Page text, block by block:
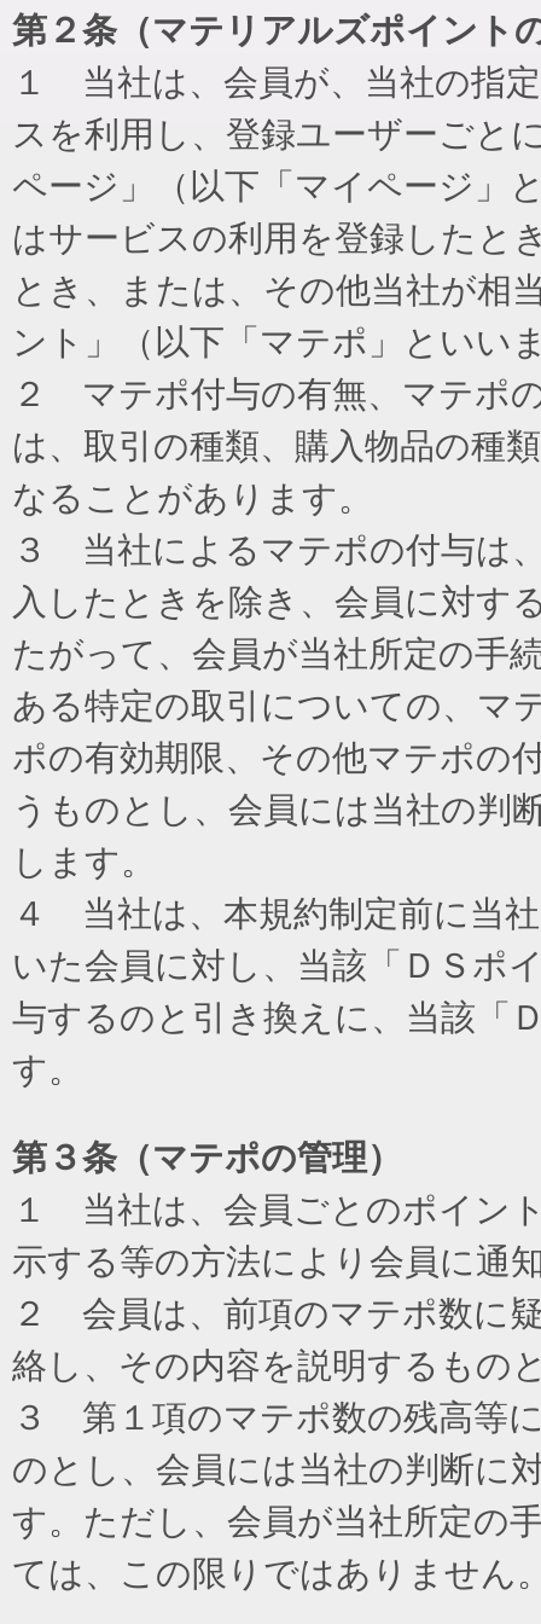
第２条（マテリアルズポイント
１ 当社は、会員が、当社の指
スを利用し、登録ユーザーごと
ページ」（以下「マイページ」
はサービスの利用を登録したと
とき、または、その他当社が相
ント」（以下「マテポ」といい
２ マテポ付与の有無、マテポ
は、取引の種類、購入物品の種
なることがあります。
３ 当社によるマテポの付与は
入したときを除き、会員に対す
たがって、会員が当社所定の手
ある特定の取引についての、マ
ポの有効期限、その他マテポの
うものとし、会員には当社の判
します。
４ 当社は、本規約制定前に当
いた会員に対し、当該「ＤＳポ
与するのと引き換えに、当該「
す。
第３条（マテポの管理）
１ 当社は、会員ごとのポイン
示する等の方法により会員に通
２ 会員は、前項のマテポ数に
絡し、その内容を説明するもの
３ 第１項のマテポ数の残高等
のとし、会員には当社の判断に
す。ただし、会員が当社所定の
ては、この限りではありません